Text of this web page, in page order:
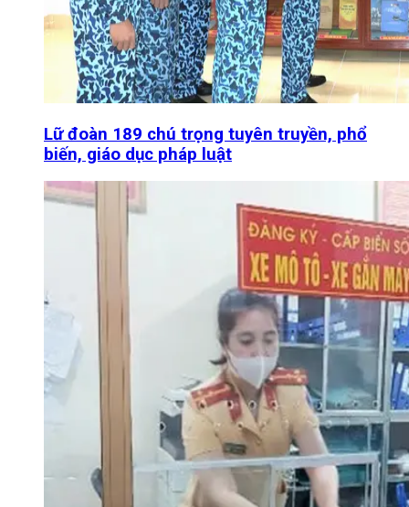
Lữ đoàn 189 chú trọng tuyên truyền, phổ
biến, giáo dục pháp luật